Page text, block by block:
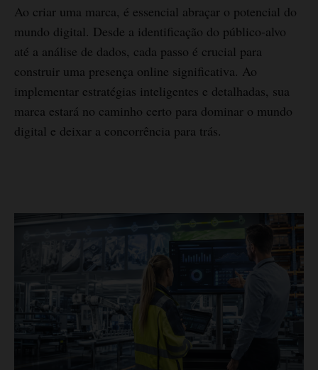
Ao criar uma marca, é essencial abraçar o potencial do
mundo digital. Desde a identificação do público-alvo
até a análise de dados, cada passo é crucial para
construir uma presença online significativa. Ao
implementar estratégias inteligentes e detalhadas, sua
marca estará no caminho certo para dominar o mundo
digital e deixar a concorrência para trás.